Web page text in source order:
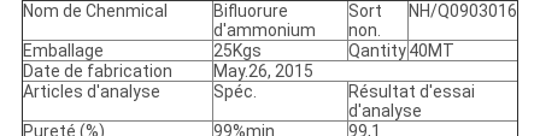
Nom de Chenmical
Bifluorure
d'ammonium
Sort
non.
NH/Q0903016
Emballage 25Kgs Qantity40MT
Date de fabrication
May.26, 2015
Articles d'analyse
Spéc.
Résultat d'essai
d'analyse
Pureté (%)
99%min
99,1